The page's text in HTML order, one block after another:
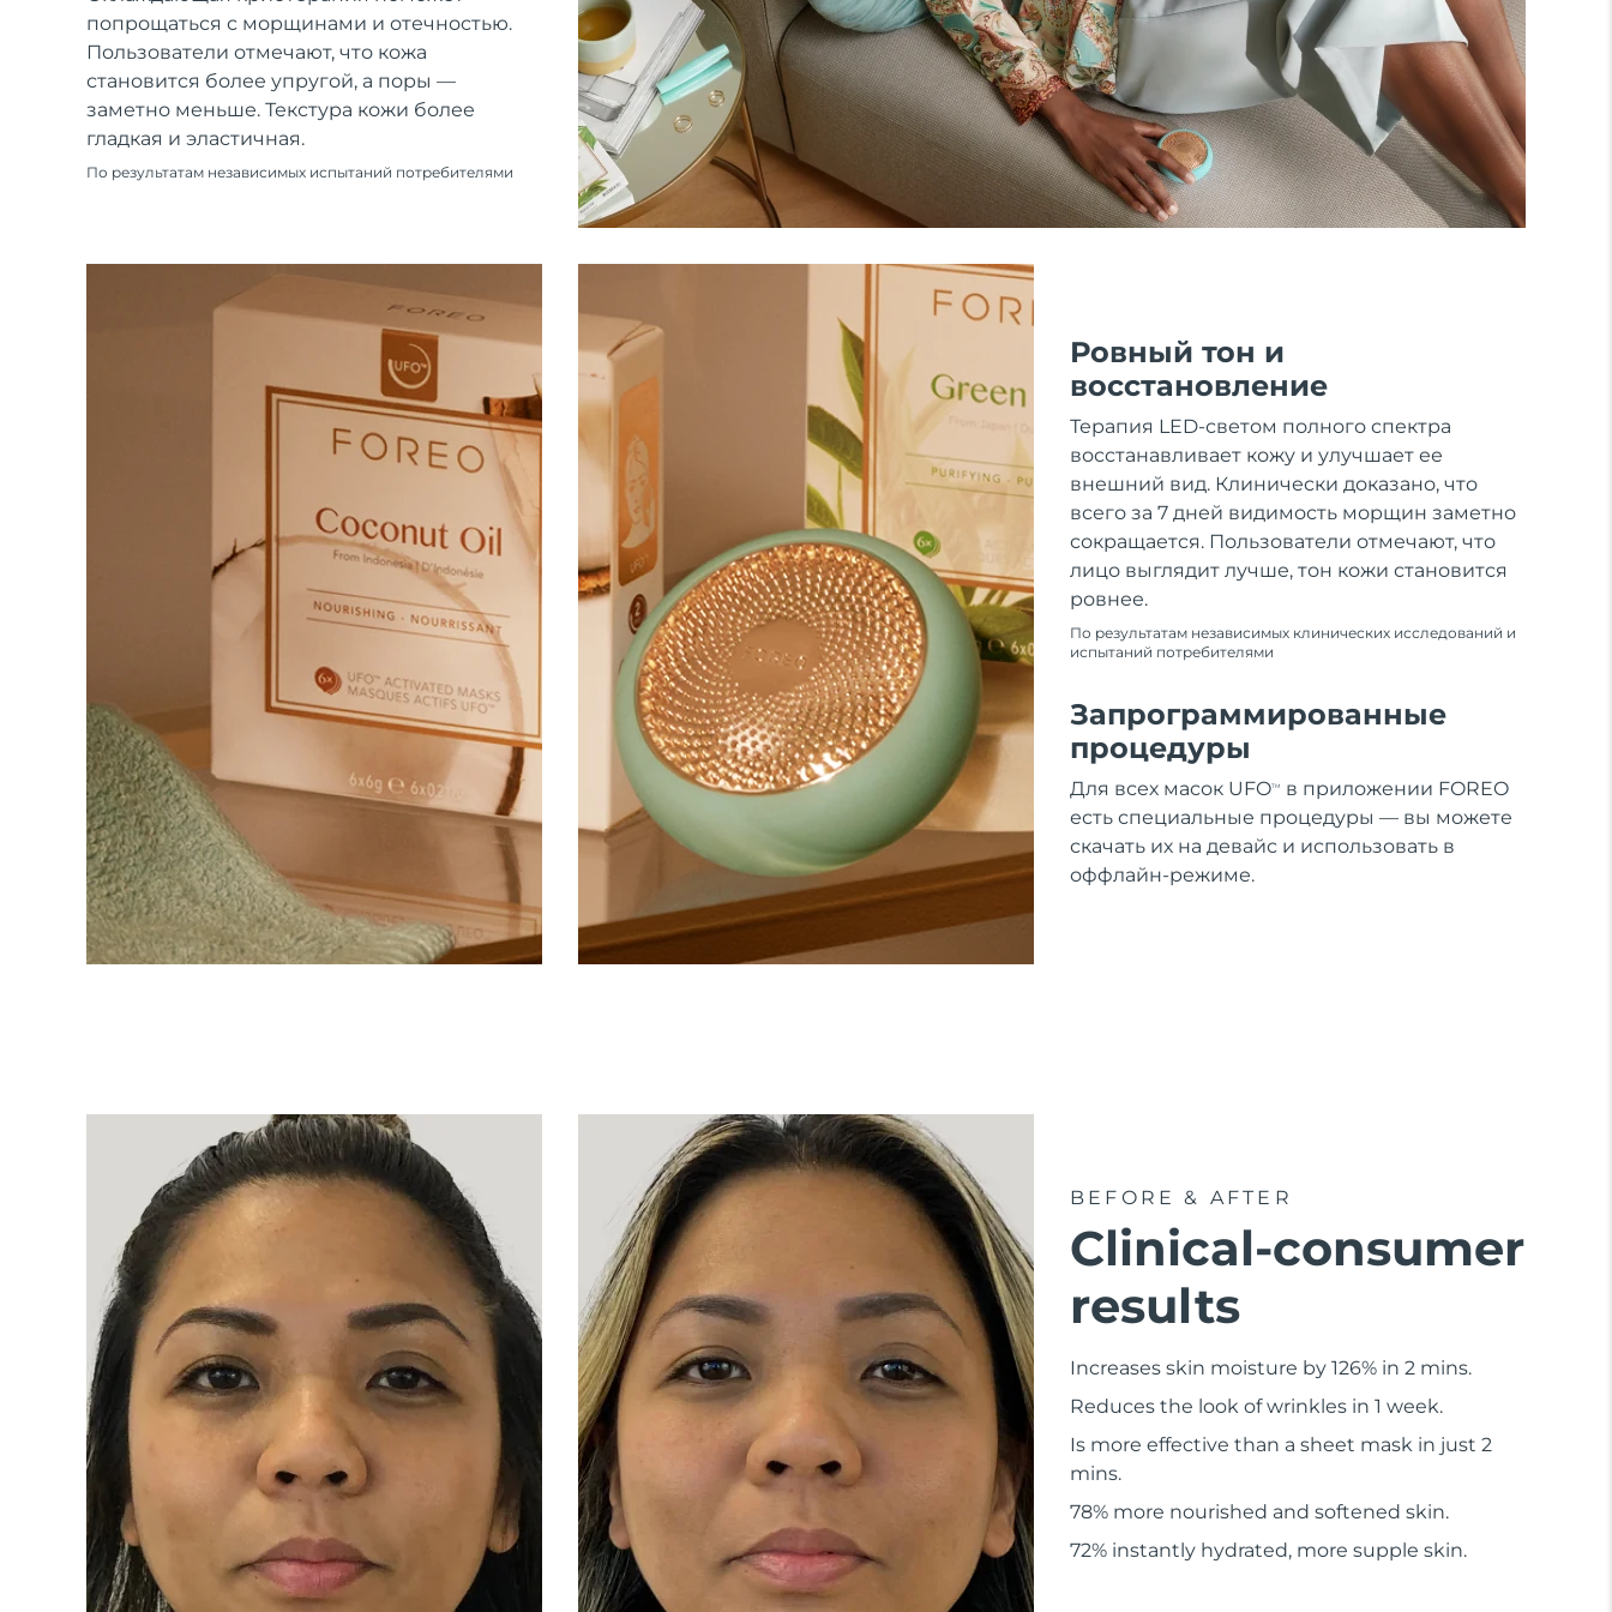
попрощаться с морщинами и отечностью.
Пользователи отмечают, что кожа
становится более упругой, а поры —
заметно меньше. Текстура кожи более
гладкая и эластичная.
По результатам независимых испытаний потребителями
Ровный тон и
восстановление
Терапия LED-светом полного спектра
восстанавливает кожу и улучшает ее
внешний вид. Клинически доказано, что
всего за 7 дней видимость морщин заметно
сокращается. Пользователи отмечают, что
лицо выглядит лучше, тон кожи становится
ровнее.
По результатам независимых клинических исследований и
испытаний потребителями
Запрограммированные
процедуры
Для всех масок UFOTM
в приложении FOREO
есть специальные процедуры — вы можете
скачать их на девайс и использовать в
оффлайн-режиме.
BEFORE & AFTER
Clinical-consumer
results
Increases skin moisture by 126% in 2 mins.
Reduces the look of wrinkles in 1 week.
Is more effective than a sheet mask in just 2
mins.
78% more nourished and softened skin.
72% instantly hydrated, more supple skin.
All acne treatment devices
All revitalizing eye massagers
Уход KIWI™
Advanced pore care essentials
Serum
For healthy hair
issa™ Teeth Whitening Gel
18% PAP
Косметика
Для мужчин